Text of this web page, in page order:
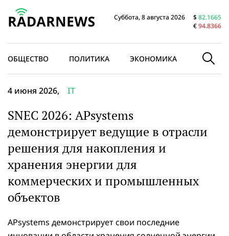
Суббота, 8 августа 2026 $82.1665
€94.8366
ОБЩЕСТВО ПОЛИТИКА ЭКОНОМИКА В МИРЕ
4 июня 2026, IT
SNEC 2026: APsystems
демонстрирует ведущие в отрасли
решения для накопления и
хранения энергии для
коммерческих и промышленных
объектов
APsystems демонстрирует свои последние